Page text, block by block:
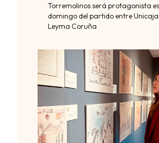
Torremolinos será protagonista
domingo del partido entre
Leyma Coruña